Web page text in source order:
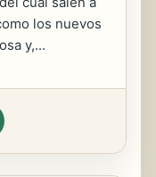
los nuevos
y,...